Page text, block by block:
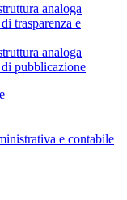
analoga
trasparenza e
analoga
pubblicazione
e contabile